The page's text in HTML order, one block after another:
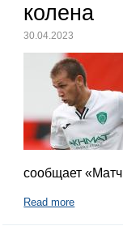
колена
30.04.2023
сообщает
Read more